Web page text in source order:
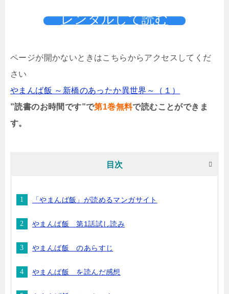
レンタルして読む
ページが開かないときはこちらからアクセスしてくだ
さい
やまんば飯 ～新橋のあったか異世界～（１）
”読書のお時間です”で第1巻無料で読むことができま
す。
目次
「やまんば飯」が読めるマンガサイト
やまんば飯 第1話試し読み
やまんば飯 のあらすじ
やまんば飯 を読んだ感想